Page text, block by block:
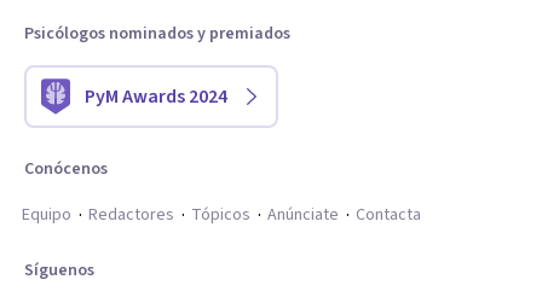
Psicólogos nominados y premiados
PyM Awards 2024
Conócenos
Equipo
Redactores Tópicos Anúnciate Contacta
Síguenos